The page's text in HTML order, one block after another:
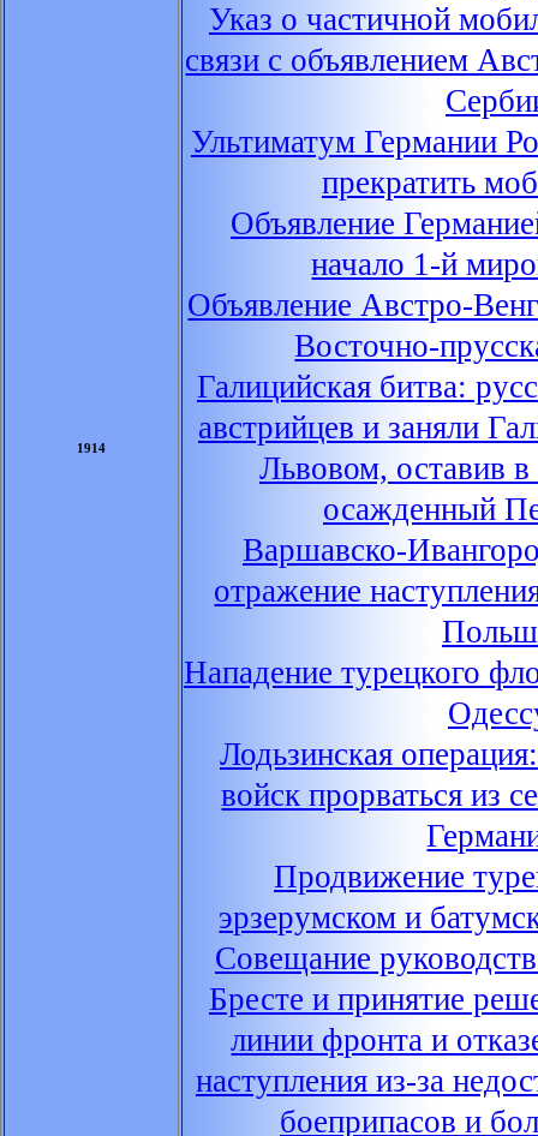
1914
Указ о частичной
связи с объявлением
Ультиматум Германии
прекратить
Объявление
начало 1-й
Объявление Австро-
Восточно-
Галицийская битва:
австрийцев и заняли
Львовом, оставив
осажденный
Варшавско-
отражение
Нападение турецкого
Лодьзинская
войск прорваться из
Продвижение
эрзерумском и
Совещание
Бресте и принятие
линии фронта и
наступления из-за
боеприпасов и